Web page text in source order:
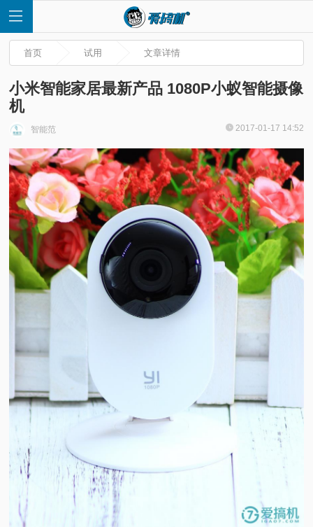
首
页
快
讯
评
科
普
体
验
首页 试用 文章详情
小米智能家居最新产品 1080P小蚁智能摄像
机
智能范 2017-01-17 14:52